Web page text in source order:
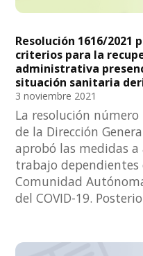
Resolución 1616/2021
criterios para la
administrativa
situación sanitaria
3 noviembre 2021
La resolución
de la Dirección
aprobó las medidas
trabajo
Comunidad
del COVID-19.